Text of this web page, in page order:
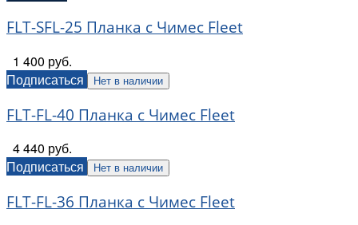
FLT-SFL-25 Планка с Чимес Fleet
1 400 руб.
Подписаться
Нет в наличии
FLT-FL-40 Планка с Чимес Fleet
4 440 руб.
Подписаться
Нет в наличии
FLT-FL-36 Планка с Чимес Fleet